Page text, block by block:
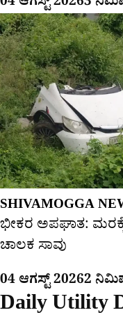
SHIVAMOGGA
ಭೀಕರ ಅಪಘಾತ:
ಚಾಲಕ ಸಾವು
04 ಆಗಸ್ಟ್ 20262
Daily Utility